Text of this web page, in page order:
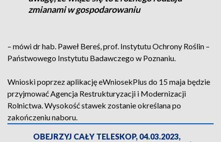
zmianami w gospodarowaniu
– mówi dr hab. Paweł Bereś, prof. Instytutu Ochrony Roślin –
Państwowego Instytutu Badawczego w Poznaniu.
Wnioski poprzez aplikację eWniosekPlus do 15 maja będzie
przyjmować Agencja Restrukturyzacji i Modernizacji
Rolnictwa. Wysokość stawek zostanie określana po
zakończeniu naboru.
OBEJRZYJ CAŁY TELESKOP, 04.03.2023,